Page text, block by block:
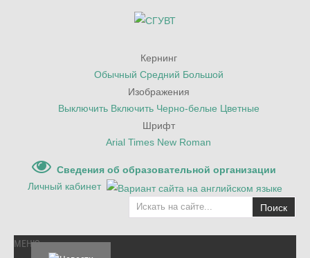
Кернинг
Обычный Средний Большой
Изображения
Выключить Включить Черно-белые Цветные
Шрифт
Arial Times New Roman
Сведения об образовательной организации
Личный кабинет
Поиск
МЕНЮ